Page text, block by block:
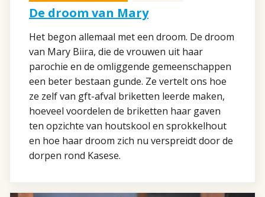
De droom van Mary
Het begon allemaal met een droom. De droom
van Mary Biira, die de vrouwen uit haar
parochie en de omliggende gemeenschappen
een beter bestaan gunde. Ze vertelt ons hoe
ze zelf van gft-afval briketten leerde maken,
hoeveel voordelen de briketten haar gaven
ten opzichte van houtskool en sprokkelhout
en hoe haar droom zich nu verspreidt door de
dorpen rond Kasese.